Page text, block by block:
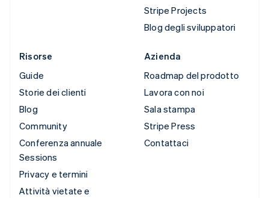
Stripe Projects
Blog degli sviluppatori
Risorse
Guide
Storie dei clienti
Blog
Community
Conferenza annuale
Sessions
Privacy e termini
Attività vietate e
Azienda
Roadmap del prodotto
Lavora con noi
Sala stampa
Stripe Press
Contattaci